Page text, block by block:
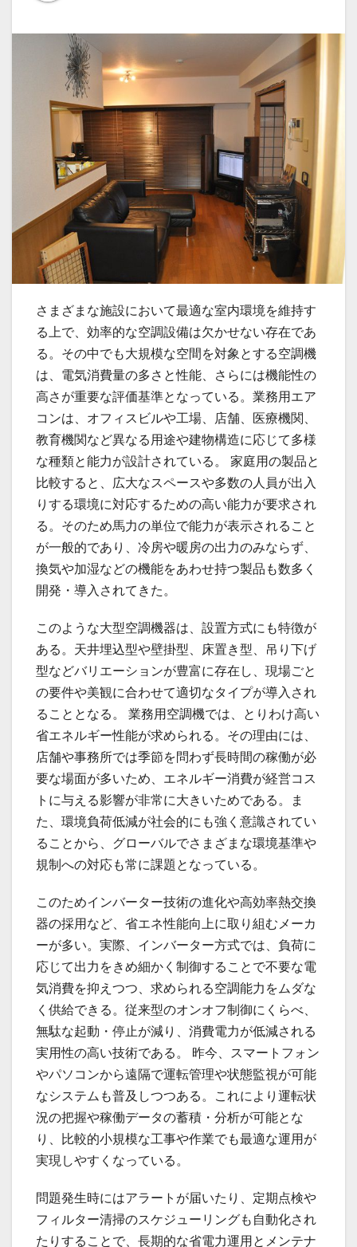
さまざまな施設において最適な室内環境を維持す
る上で、効率的な空調設備は欠かせない存在であ
る。 その中でも大規模な空間を対象とする空調機
は、電気消費量の多さと性能、さらには機能性の
高さが重要な評価基準となっている。業務用エア
コンは、オフィスビルや工場、店舗、医療機関、
教育機関など異なる用途や建物構造に応じて多様
な種類と能力が設計されている。 家庭用の製品と
比較すると、広大なスペースや多数の人員が出入
りする環境に対応するための高い能力が要求され
る。そのため馬力の単位で能力が表示されること
が一般的であり、冷房や暖房の出力のみならず、
換気や加湿などの機能をあわせ持つ製品も数多く
開発・導入されてきた。
このような大型空調機器は、設置方式にも特徴が
ある。天井埋込型や壁掛型、床置き型、吊り下げ
型などバリエーションが豊富に存在し、現場ごと
の要件や美観に合わせて適切なタイプが導入され
ることとなる。 業務用空調機では、とりわけ高い
省エネルギー性能が求められる。その理由には、
店舗や事務所では季節を問わず長時間の稼働が必
要な場面が多いため、エネルギー消費が経営コス
トに与える影響が非常に大きいためである。ま
た、環境負荷低減が社会的にも強く意識されてい
ることから、グローバルでさまざまな環境基準や
規制への対応も常に課題となっている。
このためインバーター技術の進化や高効率熱交換
器の採用など、省エネ性能向上に取り組むメーカ
ーが多い。実際、インバーター方式では、負荷に
応じて出力をきめ細かく制御することで不要な電
気消費を抑えつつ、求められる空調能力をムダな
く供給できる。従来型のオンオフ制御にくらべ、
無駄な起動・停止が減り、消費電力が低減される
実用性の高い技術である。 昨今、スマートフォン
やパソコンから遠隔で運転管理や状態監視が可能
なシステムも普及しつつある。これにより運転状
況の把握や稼働データの蓄積・分析が可能とな
り、比較的小規模な工事や作業でも最適な運用が
実現しやすくなっている。
問題発生時にはアラートが届いたり、定期点検や
フィルター清掃のスケジューリングも自動化され
たりすることで、長期的な省電力運用とメンテナ